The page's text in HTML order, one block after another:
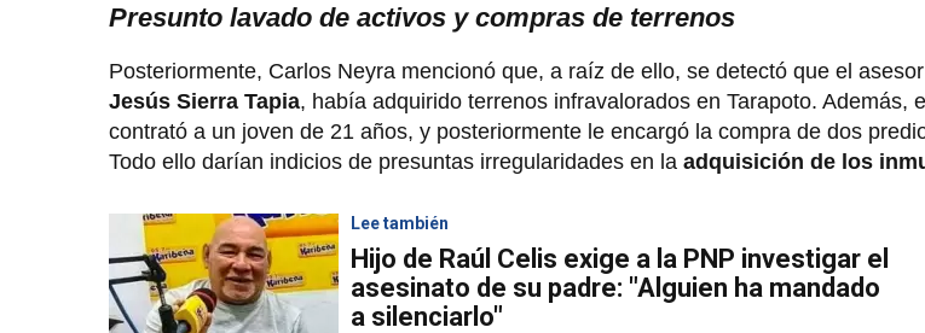
Presunto lavado de activos y compras de terrenos
Posteriormente, Carlos Neyra mencionó que, a raíz de ello, se detectó que el
Jesús Sierra Tapia, había adquirido terrenos infravalorados en Tarapoto. Además,
contrató a un joven de 21 años, y posteriormente le encargó la compra de dos
Todo ello darían indicios de presuntas irregularidades en la adquisición de los
Lee también
Hijo de Raúl Celis exige a la PNP investigar el
asesinato de su padre: "Alguien ha mandado
a silenciarlo"